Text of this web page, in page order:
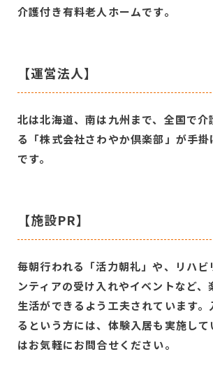
介護付き有料老人ホームです。
【運営法人】
北は北海道、南は九州まで、全国で
る「株式会社さわやか倶楽部」が手
です。
【施設PR】
毎朝行われる「活力朝礼」や、リハビ
ンティアの受け入れやイベントなど、
生活ができるよう工夫されています。
るという方には、体験入居も実施し
はお気軽にお問合せください。